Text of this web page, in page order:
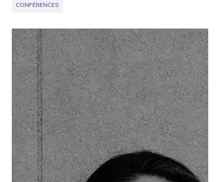
CONFÉRENCES